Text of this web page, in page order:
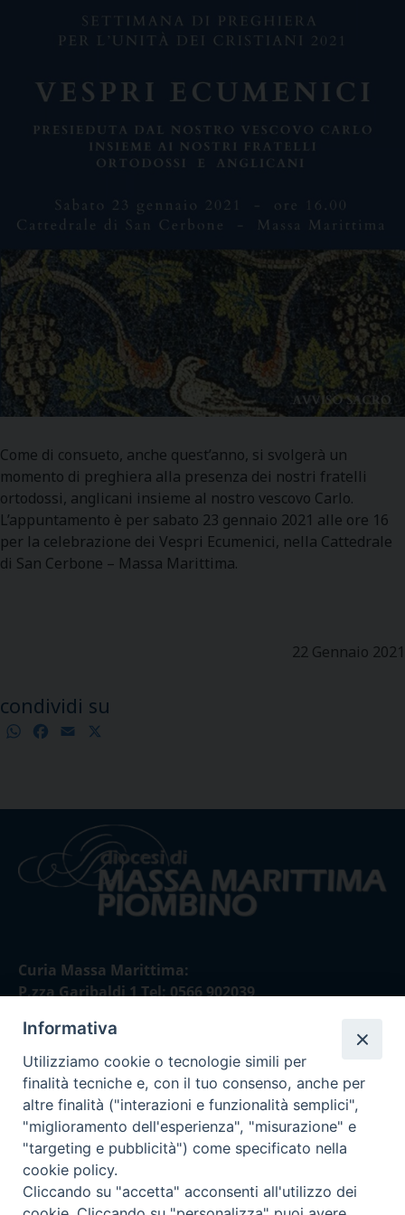
Come di consueto, anche quest’anno, si svolgerà un
momento di preghiera alla presenza dei nostri fratelli
ortodossi, anglicani insieme al nostro vescovo Carlo.
L’appuntamento è per sabato 23 gennaio 2021 alle ore 16
per la celebrazione dei Vespri Ecumenici, nella Cattedrale
di San Cerbone – Massa Marittima.
22 Gennaio 2021
condividi su
WhatsApp
Facebook
Email
Curia Massa Marittima:
P.zza Garibaldi 1 Tel: 0566 902039
Curia Piombino:
Via Don Minzoni,58/A Tel e Fax: 0565 32036
E-mail:
curia@diocesimassamarittima.it
Informativa
Utilizziamo cookie o tecnologie simili per
finalità tecniche e, con il tuo consenso, anche per
altre finalità ("interazioni e funzionalità semplici",
"miglioramento dell'esperienza", "misurazione" e
"targeting e pubblicità") come specificato nella
cookie policy.
Cliccando su "accetta" acconsenti all'utilizzo dei